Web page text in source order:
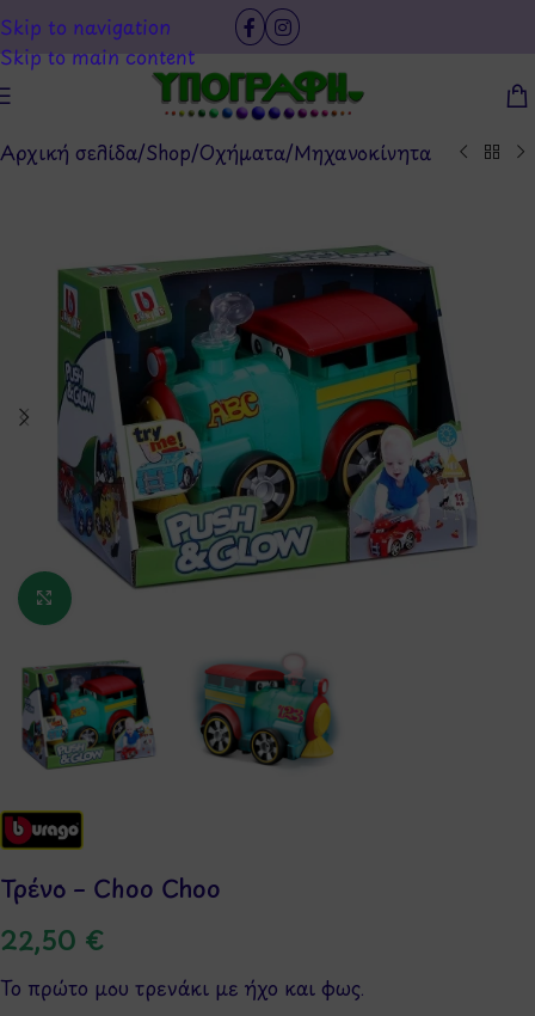
Skip to navigation
Skip to main content
Αρχική σελίδα/Shop/Οχήματα/Μηχανοκίνητα
Κάντε κλικ για μεγέθυνση
Τρένο – Choo Choo
22,50 €
Το πρώτο μου τρενάκι με ήχο και φως.